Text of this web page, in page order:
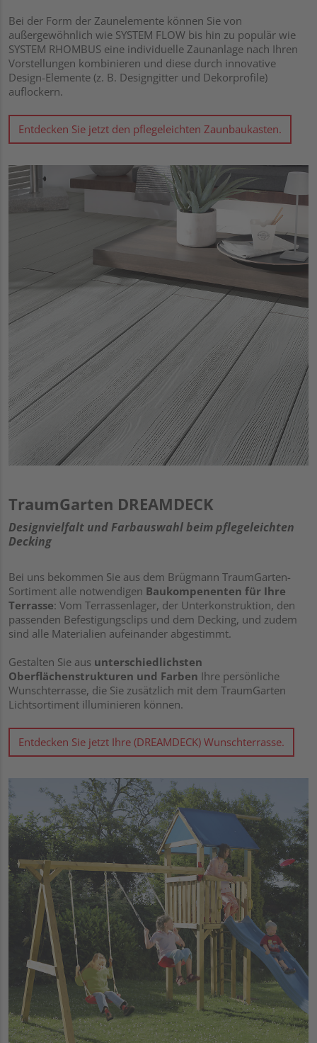
Bei der Form der Zaunelemente können Sie von
außergewöhnlich wie SYSTEM FLOW bis hin zu populär wie
SYSTEM RHOMBUS eine individuelle Zaunanlage nach Ihren
Vorstellungen kombinieren und diese durch innovative
Design-Elemente (z. B. Designgitter und Dekorprofile)
auflockern.
Entdecken Sie jetzt den pflegeleichten Zaunbaukasten.
TraumGarten DREAMDECK
Designvielfalt und Farbauswahl beim pflegeleichten
Decking
Bei uns bekommen Sie aus dem Brügmann TraumGarten-
Sortiment alle notwendigen Baukompenenten für Ihre
Terrasse: Vom Terrassenlager, der Unterkonstruktion, den
passenden Befestigungsclips und dem Decking, und zudem
sind alle Materialien aufeinander abgestimmt.
Gestalten Sie aus unterschiedlichsten
Oberflächenstrukturen und Farben Ihre persönliche
Wunschterrasse, die Sie zusätzlich mit dem TraumGarten
Lichtsortiment illuminieren können.
Entdecken Sie jetzt Ihre (DREAMDECK) Wunschterrasse.